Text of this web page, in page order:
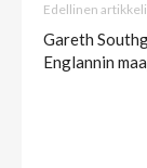
Edellinen artikkeli
Gareth
Englannin